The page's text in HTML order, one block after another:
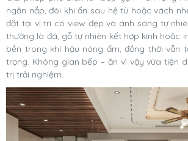
ngăn nắp, đôi khi ẩn sau hệ tủ hoặc vách
đặt tại vị trí có view đẹp và ánh sáng tự
thường là đá, gỗ tự nhiên kết hợp kính hoặc
bền trong khí hậu nóng ẩm, đồng thời vẫn
trọng. Không gian bếp – ăn vì vậy vừa tiện
trị trải nghiệm.